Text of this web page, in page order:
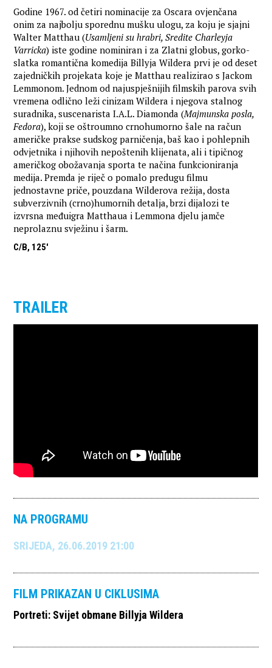
Godine 1967. od četiri nominacije za Oscara ovjenčana
onim za najbolju sporednu mušku ulogu, za koju je sjajni
Walter Matthau (Usamljeni su hrabri, Sredite Charleyja
Varricka) iste godine nominiran i za Zlatni globus, gorko-
slatka romantična komedija Billyja Wildera prvi je od deset
zajedničkih projekata koje je Matthau realizirao s Jackom
Lemmonom. Jednom od najuspješnijih filmskih parova svih
vremena odlično leži cinizam Wildera i njegova stalnog
suradnika, suscenarista I.A.L. Diamonda (Majmunska posla,
Fedora), koji se oštroumno crnohumorno šale na račun
američke prakse sudskog parničenja, baš kao i pohlepnih
odvjetnika i njihovih nepoštenih klijenata, ali i tipičnog
američkog obožavanja sporta te načina funkcioniranja
medija. Premda je riječ o pomalo predugu filmu
jednostavne priče, pouzdana Wilderova režija, dosta
subverzivnih (crno)humornih detalja, brzi dijalozi te
izvrsna međuigra Matthaua i Lemmona djelu jamče
neprolaznu svježinu i šarm.
C/B, 125'
TRAILER
NA PROGRAMU
SRIJEDA, 26.06.2019 21:00
FILM PRIKAZAN U CIKLUSIMA
Portreti: Svijet obmane Billyja Wildera